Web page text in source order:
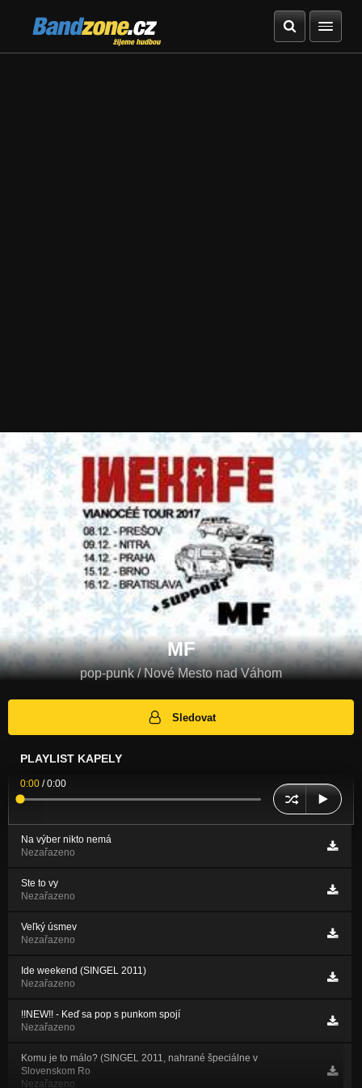
Bandzone.cz
žijeme hudbou
MF
pop-punk / Nové Mesto nad Váhom
Sledovat
PLAYLIST KAPELY
0:00 /0:00
Na výber nikto nemá
Nezařazeno
Ste to vy
Nezařazeno
Veľký úsmev
Nezařazeno
Ide weekend (SINGEL 2011)
Nezařazeno
!!NEW!! - Keď sa pop s punkom spojí
Nezařazeno
Komu je to málo? (SINGEL 2011, nahrané špeciálne v
Slovenskom Ro
Nezařazeno